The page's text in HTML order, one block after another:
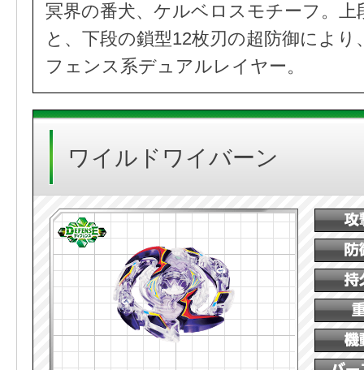
冥界の番犬、ケルベロスモチーフ。上
と、下段の鎖型12枚刃の超防御によ
フェンス系デュアルレイヤー。
ワイルドワイバーン